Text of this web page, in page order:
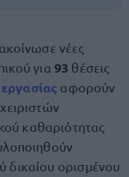
νέες
για 93 θέσεις
αφορούν
καθαριότητας
δικαίου ορισμένου